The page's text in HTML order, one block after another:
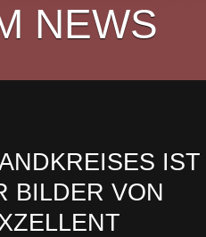
NEWS
IST
BILDER VON